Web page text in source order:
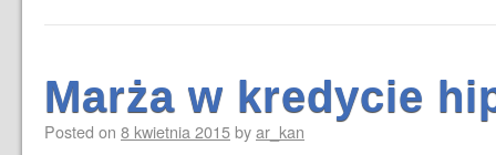
Marża w kredycie
Posted on 8 kwietnia 2015byar_kan